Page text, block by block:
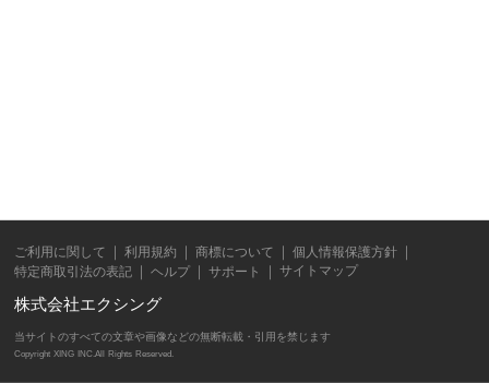
ご利用に関して 利用規約 商標について
個人情報保護方針
特定商取引法の表記
ヘルプ サポート サイトマップ
株式会社エクシング
当サイトのすべての文章や画像などの無断転載・引用を禁じます
Copyright XING INC.All Rights Reserved.